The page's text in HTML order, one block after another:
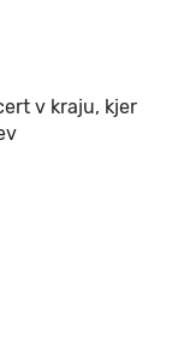
v kraju, kjer